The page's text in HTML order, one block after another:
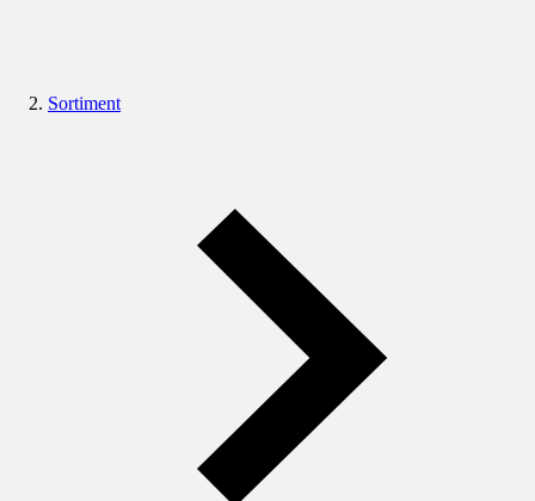
Sortiment